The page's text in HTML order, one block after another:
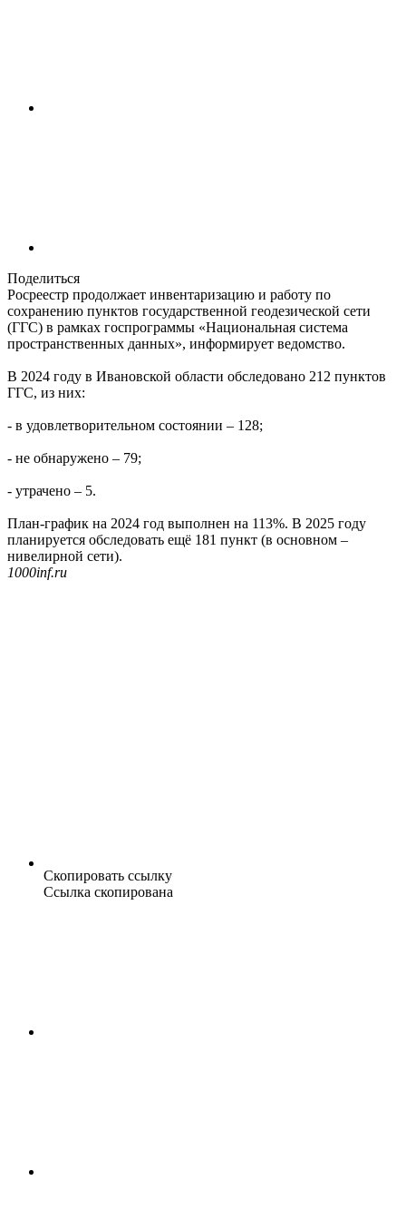
Поделиться
Росреестр продолжает инвентаризацию и работу по
сохранению пунктов государственной геодезической сети
(ГГС) в рамках госпрограммы «Национальная система
пространственных данных», информирует ведомство.
В 2024 году в Ивановской области обследовано 212 пунктов
ГГС, из них:
- в удовлетворительном состоянии – 128;
- не обнаружено – 79;
- утрачено – 5.
План-график на 2024 год выполнен на 113%. В 2025 году
планируется обследовать ещё 181 пункт (в основном –
нивелирной сети).
1000inf.ru
Скопировать ссылку
Ссылка скопирована